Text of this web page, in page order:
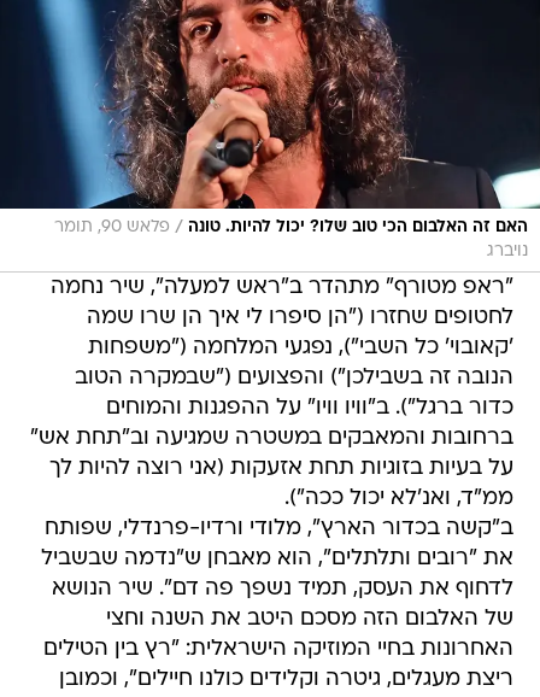
האם זה האלבום הכי טוב שלו? יכול להיות. טונה /
פלאש 90, תומר
נויברג
"ראפ מטורף" מתהדר ב"ראש למעלה", שיר נחמה
לחטופים שחזרו ("הן סיפרו לי איך הן שרו שמה
'קאובוי' כל השבי"), נפגעי המלחמה ("משפחות
הנובה זה בשבילכן") והפצועים ("שבמקרה הטוב
כדור ברגל"). ב"וויו וויו" על ההפגנות והמוחים
ברחובות והמאבקים במשטרה שמגיעה וב"תחת אש"
על בעיות בזוגיות תחת אזעקות (אני רוצה להיות לך
ממ"ד, ואנ'לא יכול ככה").
ב"קשה בכדור הארץ", מלודי ורדיו-פרנדלי, שפותח
את "רובים ותלתלים", הוא מאבחן ש"נדמה שבשביל
לדחוף את העסק, תמיד נשפך פה דם". שיר הנושא
של האלבום הזה מסכם היטב את השנה וחצי
האחרונות בחיי המוזיקה הישראלית: "רץ בין הטילים
ריצת מעגלים, גיטרה וקלידים כולנו חיילים", וכמובן